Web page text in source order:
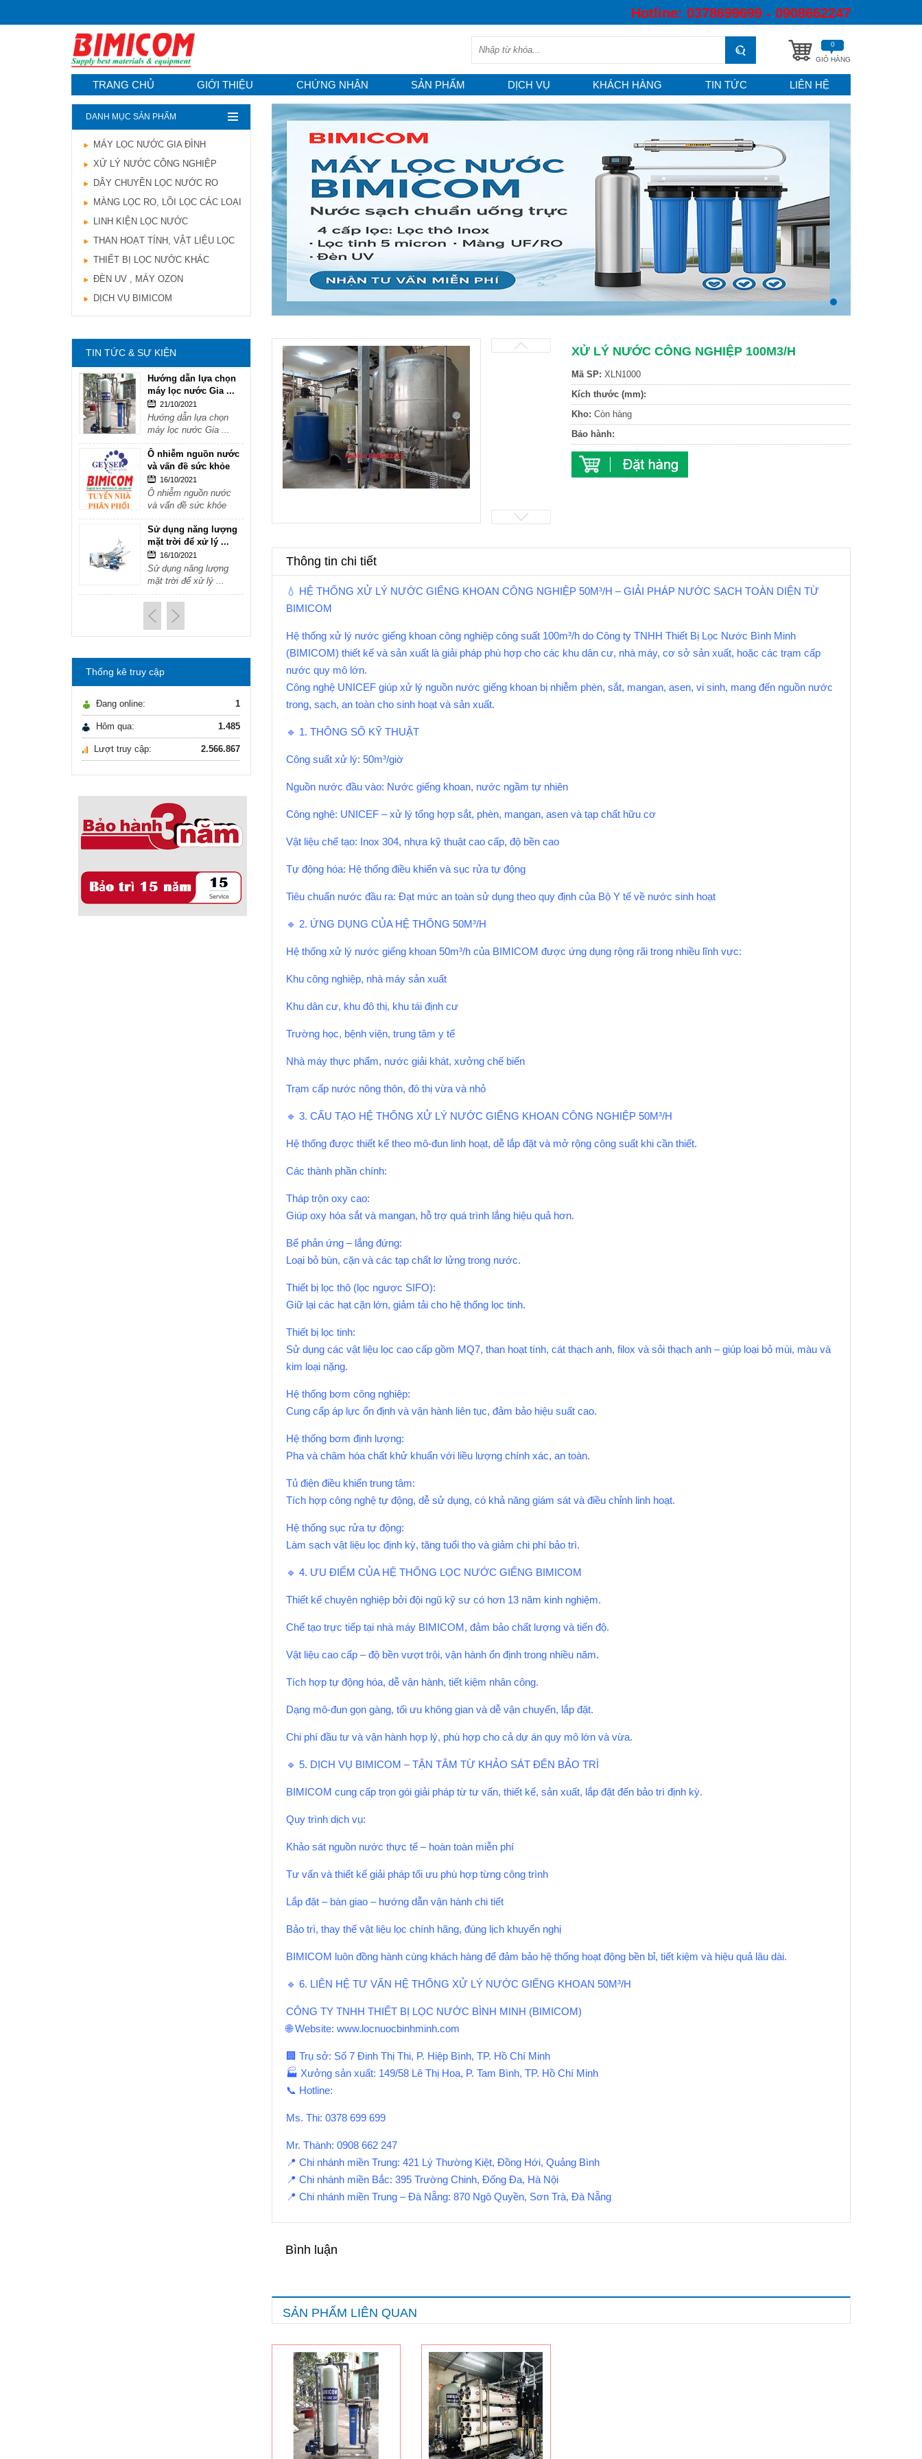
Hotline: 0378699699 - 0908662247
GIỎ HÀNG
0
TRANG CHỦ GIỚI THIỆU CHỨNG NHẬN SẢN PHẨM DỊCH VỤ KHÁCH HÀNG TIN TỨC LIÊN HỆ
DANH MỤC SẢN PHẨM
MÁY LỌC NƯỚC GIA ĐÌNH
XỬ LÝ NƯỚC CÔNG NGHIỆP
DÂY CHUYỀN LỌC NƯỚC RO
MÀNG LỌC RO, LÕI LỌC CÁC LOẠI
LINH KIỆN LỌC NƯỚC
THAN HOẠT TÍNH, VẬT LIỆU LỌC
THIẾT BỊ LỌC NƯỚC KHÁC
ĐÈN UV , MÁY OZON
DỊCH VỤ BIMICOM
TIN TỨC & SỰ KIỆN
máy lọc nước Gia ...
21/10/2021
máy lọc nước Gia ...
Ô nhiễm nguồn nước
và vấn đề sức khỏe
16/10/2021
và vấn đề sức khỏe
Sử dụng năng lượng
mặt trời để xử lý ...
Sử dụng năng lượng
mặt trời để xử lý ...
Hướng dẫn lựa chọn
máy lọc nước Gia ...
21/10/2021
Hướng dẫn lựa chọn
máy lọc nước Gia ...
Ô nhiễm nguồn nước
và vấn đề sức khỏe
16/10/2021
Ô nhiễm nguồn nước
và vấn đề sức khỏe
Sử dụng năng lượng
mặt trời để xử lý ...
16/10/2021
Sử dụng năng lượng
mặt trời để xử lý ...
Hướng dẫn lựa chọn
máy lọc nước Gia ...
21/10/2021
máy lọc nước Gia ...
Ô nhiễm nguồn nước
và vấn đề sức khỏe
Sử dụng năng lượng
mặt trời để xử lý ...
Thống kê truy cập
Đang online: 1
Hôm qua: 1.485
Lượt truy cập: 2.566.867
XỬ LÝ NƯỚC CÔNG NGHIỆP 100M3/H
Mã SP: XLN1000
Kích thước (mm):
Kho: Còn hàng
Bảo hành:
Thông tin chi tiết
💧 HỆ THỐNG XỬ LÝ NƯỚC GIẾNG KHOAN CÔNG NGHIỆP 50M³/H – GIẢI PHÁP NƯỚC SẠCH TOÀN DIỆN TỪ
BIMICOM
Hệ thống xử lý nước giếng khoan công nghiệp công suất 100m³/h do Công ty TNHH Thiết Bị Lọc Nước Bình Minh
(BIMICOM) thiết kế và sản xuất là giải pháp phù hợp cho các khu dân cư, nhà máy, cơ sở sản xuất, hoặc các trạm cấp
nước quy mô lớn.
Công nghệ UNICEF giúp xử lý nguồn nước giếng khoan bị nhiễm phèn, sắt, mangan, asen, vi sinh, mang đến nguồn nước
trong, sạch, an toàn cho sinh hoạt và sản xuất.
🔹 1. THÔNG SỐ KỸ THUẬT
Công suất xử lý: 50m³/giờ
Nguồn nước đầu vào: Nước giếng khoan, nước ngầm tự nhiên
Công nghệ: UNICEF – xử lý tổng hợp sắt, phèn, mangan, asen và tạp chất hữu cơ
Vật liệu chế tạo: Inox 304, nhựa kỹ thuật cao cấp, độ bền cao
Tự động hóa: Hệ thống điều khiển và sục rửa tự động
Tiêu chuẩn nước đầu ra: Đạt mức an toàn sử dụng theo quy định của Bộ Y tế về nước sinh hoạt
🔹 2. ỨNG DỤNG CỦA HỆ THỐNG 50M³/H
Hệ thống xử lý nước giếng khoan 50m³/h của BIMICOM được ứng dụng rộng rãi trong nhiều lĩnh vực:
Khu công nghiệp, nhà máy sản xuất
Khu dân cư, khu đô thị, khu tái định cư
Trường học, bệnh viện, trung tâm y tế
Nhà máy thực phẩm, nước giải khát, xưởng chế biến
Trạm cấp nước nông thôn, đô thị vừa và nhỏ
🔹 3. CẤU TẠO HỆ THỐNG XỬ LÝ NƯỚC GIẾNG KHOAN CÔNG NGHIỆP 50M³/H
Hệ thống được thiết kế theo mô-đun linh hoạt, dễ lắp đặt và mở rộng công suất khi cần thiết.
Các thành phần chính:
Tháp trộn oxy cao:
Giúp oxy hóa sắt và mangan, hỗ trợ quá trình lắng hiệu quả hơn.
Bể phản ứng – lắng đứng:
Loại bỏ bùn, cặn và các tạp chất lơ lửng trong nước.
Thiết bị lọc thô (lọc ngược SIFO):
Giữ lại các hạt cặn lớn, giảm tải cho hệ thống lọc tinh.
Thiết bị lọc tinh:
Sử dụng các vật liệu lọc cao cấp gồm MQ7, than hoạt tính, cát thạch anh, filox và sỏi thạch anh – giúp loại bỏ mùi, màu và
kim loại nặng.
Hệ thống bơm công nghiệp:
Cung cấp áp lực ổn định và vận hành liên tục, đảm bảo hiệu suất cao.
Hệ thống bơm định lượng:
Pha và châm hóa chất khử khuẩn với liều lượng chính xác, an toàn.
Tủ điện điều khiển trung tâm:
Tích hợp công nghệ tự động, dễ sử dụng, có khả năng giám sát và điều chỉnh linh hoạt.
Hệ thống sục rửa tự động:
Làm sạch vật liệu lọc định kỳ, tăng tuổi thọ và giảm chi phí bảo trì.
🔹 4. ƯU ĐIỂM CỦA HỆ THỐNG LỌC NƯỚC GIẾNG BIMICOM
Thiết kế chuyên nghiệp bởi đội ngũ kỹ sư có hơn 13 năm kinh nghiệm.
Chế tạo trực tiếp tại nhà máy BIMICOM, đảm bảo chất lượng và tiến độ.
Vật liệu cao cấp – độ bền vượt trội, vận hành ổn định trong nhiều năm.
Tích hợp tự động hóa, dễ vận hành, tiết kiệm nhân công.
Dạng mô-đun gọn gàng, tối ưu không gian và dễ vận chuyển, lắp đặt.
Chi phí đầu tư và vận hành hợp lý, phù hợp cho cả dự án quy mô lớn và vừa.
🔹 5. DỊCH VỤ BIMICOM – TẬN TÂM TỪ KHẢO SÁT ĐẾN BẢO TRÌ
BIMICOM cung cấp trọn gói giải pháp từ tư vấn, thiết kế, sản xuất, lắp đặt đến bảo trì định kỳ.
Quy trình dịch vụ:
Khảo sát nguồn nước thực tế – hoàn toàn miễn phí
Tư vấn và thiết kế giải pháp tối ưu phù hợp từng công trình
Lắp đặt – bàn giao – hướng dẫn vận hành chi tiết
Bảo trì, thay thế vật liệu lọc chính hãng, đúng lịch khuyến nghị
BIMICOM luôn đồng hành cùng khách hàng để đảm bảo hệ thống hoạt động bền bỉ, tiết kiệm và hiệu quả lâu dài.
🔹 6. LIÊN HỆ TƯ VẤN HỆ THỐNG XỬ LÝ NƯỚC GIẾNG KHOAN 50M³/H
CÔNG TY TNHH THIẾT BỊ LỌC NƯỚC BÌNH MINH (BIMICOM)
🌐 Website: www.locnuocbinhminh.com
🏢 Trụ sở: Số 7 Đinh Thị Thi, P. Hiệp Bình, TP. Hồ Chí Minh
🏭 Xưởng sản xuất: 149/58 Lê Thị Hoa, P. Tam Bình, TP. Hồ Chí Minh
📞 Hotline:
Ms. Thi: 0378 699 699
Mr. Thành: 0908 662 247
📍 Chi nhánh miền Trung: 421 Lý Thường Kiệt, Đồng Hới, Quảng Bình
📍 Chi nhánh miền Bắc: 395 Trường Chinh, Đống Đa, Hà Nội
📍 Chi nhánh miền Trung – Đà Nẵng: 870 Ngô Quyền, Sơn Trà, Đà Nẵng
Bình luận
SẢN PHẨM LIÊN QUAN